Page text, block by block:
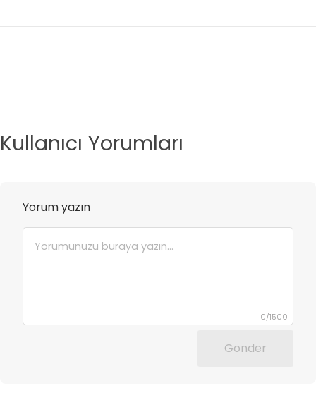
Kullanıcı Yorumları
Yorum yazın
0/1500
Gönder